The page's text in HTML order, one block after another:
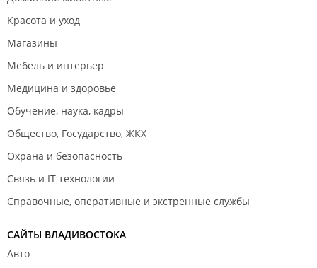
Красота и уход
Магазины
Мебель и интерьер
Медицина и здоровье
Обучение, наука, кадры
Общество, Государство, ЖКХ
Охрана и безопасность
Связь и IT технологии
Справочные, оперативные и экстренные службы
САЙТЫ ВЛАДИВОСТОКА
Авто